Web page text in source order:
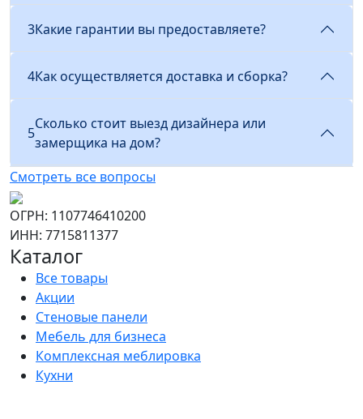
3Какие гарантии вы предоставляете?
4Как осуществляется доставка и сборка?
5
Сколько стоит выезд дизайнера или
замерщика на дом?
Смотреть все вопросы
ОГРН: 1107746410200
ИНН: 7715811377
Каталог
Все товары
Акции
Стеновые панели
Мебель для бизнеса
Комплексная меблировка
Кухни